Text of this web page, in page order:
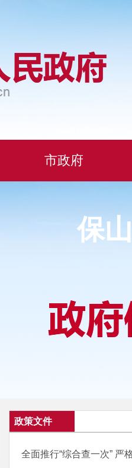
市政府
保
政策文件
全面推行“综合查一次” 严